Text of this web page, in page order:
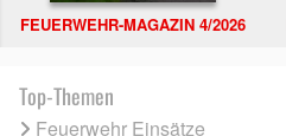
FEUERWEHR-MAGAZIN 4/2026
Top-Themen
Feuerwehr Einsätze